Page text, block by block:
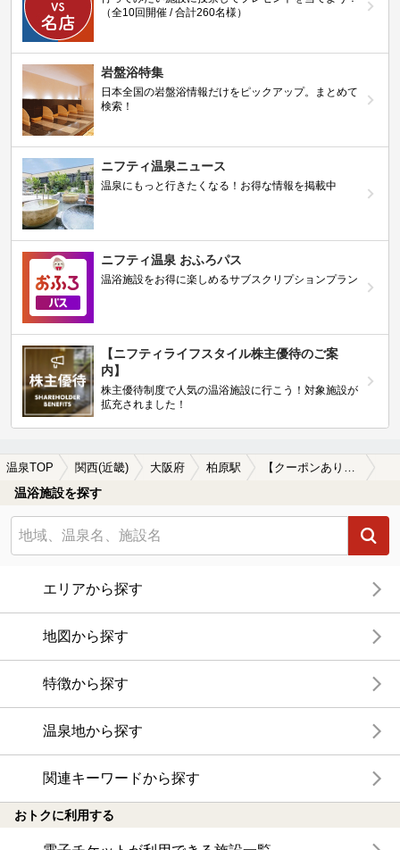
（全10回開催 / 合計260名様）
岩盤浴特集
日本全国の岩盤浴情報だけをピックアップ。まとめて
検索！
ニフティ温泉ニュース
温泉にもっと行きたくなる！お得な情報を掲載中
ニフティ温泉 おふろパス
温浴施設をお得に楽しめるサブスクリプションプラン
【ニフティライフスタイル株主優待のご案
内】
株主優待制度で人気の温浴施設に行こう！対象施設が
拡充されました！
温泉TOP 関西(近畿) 大阪府 柏原駅
温浴施設を探す
エリアから探す
地図から探す
特徴から探す
温泉地から探す
関連キーワードから探す
おトクに利用する